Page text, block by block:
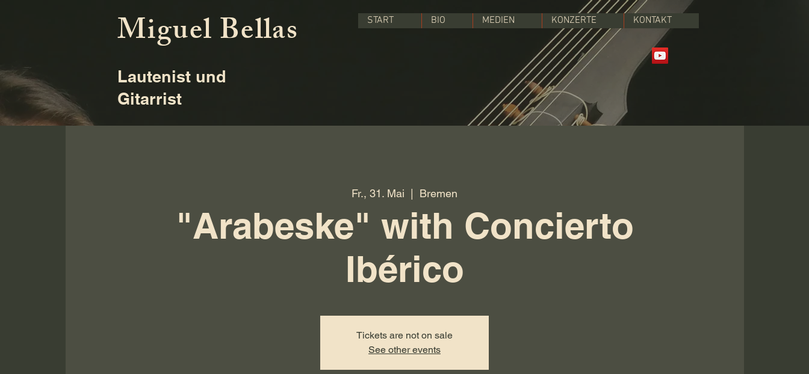
Miguel Bellas START BIO MEDIEN KONZERTE KONTAKT
Lautenist und
Gitarrist
Fr., 31. Mai Bremen
"Arabeske" with Concierto
Ibérico
Tickets are not on sale
See other events